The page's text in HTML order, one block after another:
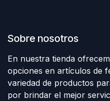
Sobre nosotros
En nuestra tienda
opciones en artículos de
variedad de productos
por brindar el mejor